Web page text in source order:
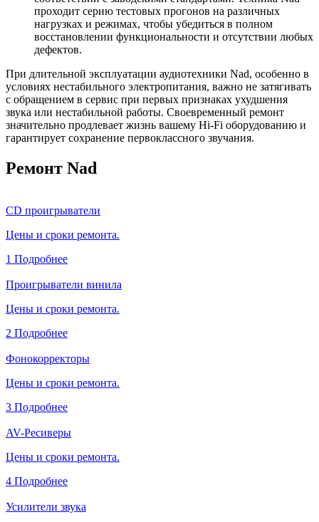
проходит серию тестовых прогонов на различных
нагрузках и режимах, чтобы убедиться в полном
восстановлении функциональности и отсутствии любых
дефектов.
При длительной эксплуатации аудиотехники Nad, особенно в
условиях нестабильного электропитания, важно не затягивать
с обращением в сервис при первых признаках ухудшения
звука или нестабильной работы. Своевременный ремонт
значительно продлевает жизнь вашему Hi-Fi оборудованию и
гарантирует сохранение первоклассного звучания.
Ремонт Nad
CD проигрыватели
Цены и сроки ремонта.
1 Подробнее
Проигрыватели винила
Цены и сроки ремонта.
2 Подробнее
Фонокорректоры
Цены и сроки ремонта.
3 Подробнее
AV-Ресиверы
Цены и сроки ремонта.
4 Подробнее
Усилители звука